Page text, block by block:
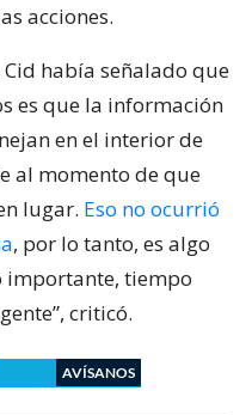
acciones.
había señalado que
es que la información
en el interior de
al momento de que
lugar. Eso no ocurrió
, por lo tanto, es algo
importante, tiempo
criticó.
AVÍSANOS